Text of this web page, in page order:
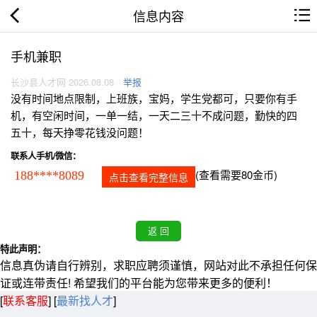
信息内容
手机兼职
长沙县人才网 2026.08.08 举报
没有时间地点限制，上班族，宝妈，学生党都可，只要你有手
机，有空闲时间，一单一结，一天二三十不成问题，勤快的四
五十，每天挣零花钱没问题！
联系人手机/微信：
188****8089 点击查看完整信息 (查看需要80金币)
特此声明：
信息真伪请自行辨别，求职应聘须谨慎，网站对此不承担任何保
证或连带责任! 希望我们的平台能为您带来更多的便利！
[联系客服] [最新找人才]